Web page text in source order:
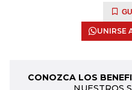
UNIRSE
CONOZCA LOS